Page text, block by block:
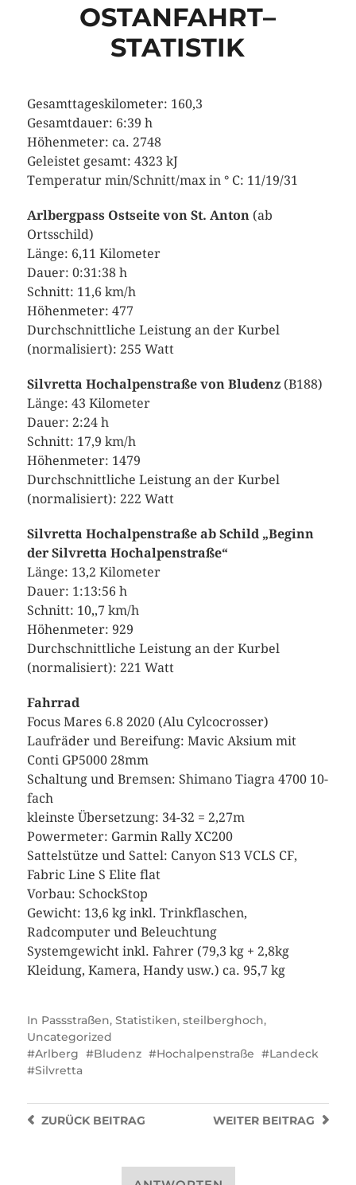
STANFAHRT– S
TATISTIK
Gesamttageskilometer: 160,3
Gesamtdauer: 6:39 h
Höhenmeter: ca. 2748
Geleistet gesamt: 4323 kJ
Temperatur min/Schnitt/max in ° C: 11/19/31
Arlbergpass Ostseite von St. Anton(ab
Ortsschild)
Länge: 6,11 Kilometer
Dauer: 0:31:38 h
Schnitt: 11,6 km/h
Höhenmeter: 477
Durchschnittliche Leistung an der Kurbel
(normalisiert): 255 Watt
Silvretta Hochalpenstraße von Bludenz(B188)
Länge: 43 Kilometer
Dauer: 2:24 h
Schnitt: 17,9 km/h
Höhenmeter: 1479
Durchschnittliche Leistung an der Kurbel
(normalisiert): 222 Watt
Silvretta Hochalpenstraße ab Schild „Beginn
der Silvretta Hochalpenstraße“
Länge: 13,2 Kilometer
Dauer: 1:13:56 h
Schnitt: 10,,7 km/h
Höhenmeter: 929
Durchschnittliche Leistung an der Kurbel
(normalisiert): 221 Watt
Fahrrad
Focus Mares 6.8 2020 (Alu Cylcocrosser)
Laufräder und Bereifung: Mavic Aksium mit
Conti GP5000 28mm
Schaltung und Bremsen: Shimano Tiagra 4700 10-
fach
kleinste Übersetzung: 34-32 = 2,27m
Powermeter: Garmin Rally XC200
Sattelstütze und Sattel: Canyon S13 VCLS CF,
Fabric Line S Elite flat
Vorbau: SchockStop
Gewicht: 13,6 kg inkl. Trinkflaschen,
Radcomputer und Beleuchtung
Systemgewicht inkl. Fahrer (79,3 kg + 2,8kg
Kleidung, Kamera, Handy usw.) ca. 95,7 kg
In Passstraßen, Statistiken, steilberghoch,
Uncategorized
Arlberg
Bludenz Hochalpenstraße
Landeck
Silvretta
WEITER BEITRAG
ZURÜCKBEITRAG